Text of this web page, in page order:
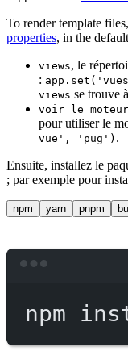
To render template
properties, in the default
views, le
:
views se trouve
voir le moteur
pour utiliser le
vue', 'pug') .
Ensuite, installez le
; par exemple pour
npm yarn pnpm
npm